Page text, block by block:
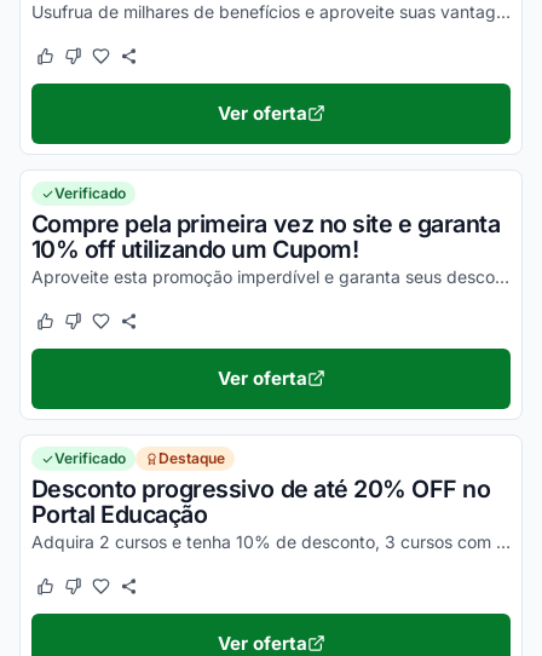
Usufrua de milhares de benefícios e aproveite suas vantagens agora mesmo!
Este cupom funcionou
Este cupom não funcionou
Ver oferta
Verificado
Compre pela primeira vez no site e garanta
10% off utilizando um Cupom!
Aproveite esta promoção imperdível e garanta seus descontos agora mesmo!
Este cupom funcionou
Este cupom não funcionou
Ver oferta
Verificado Destaque
Desconto progressivo de até 20% OFF no
Portal Educação
Adquira 2 cursos e tenha 10% de desconto, 3 cursos com 15% de desconto e 4 ou mais cursos com 20% OFF. Aproveite!!
Este cupom funcionou
Este cupom não funcionou
Ver oferta